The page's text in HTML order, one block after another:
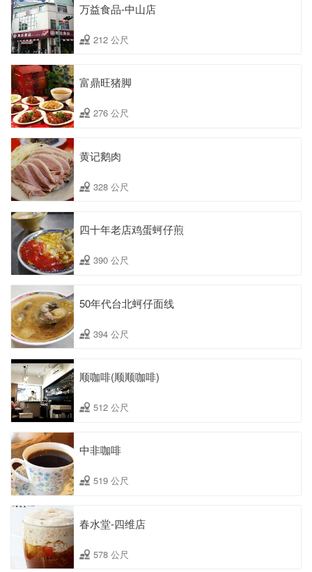
万益食品-中山店
212 公尺
富鼎旺猪脚
276 公尺
黄记鹅肉
328 公尺
四十年老店鸡蛋蚵仔煎
390 公尺
50年代台北蚵仔面线
394 公尺
顺咖啡(顺顺咖啡)
512 公尺
中非咖啡
519 公尺
春水堂-四维店
578 公尺